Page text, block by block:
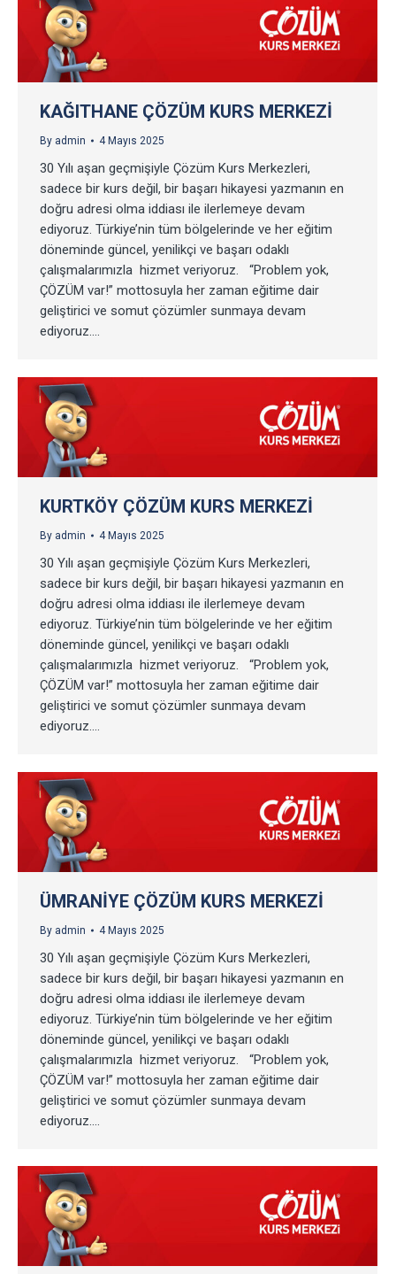
KAĞITHANE ÇÖZÜM KURS MERKEZI
By admin 4 Mayıs 2025
30 Yılı aşan geçmişiyle Çözüm Kurs Merkezleri,
sadece bir kurs değil, bir başarı hikayesi yazmanın en
doğru adresi olma iddiası ile ilerlemeye devam
ediyoruz. Türkiye’nin tüm bölgelerinde ve her eğitim
döneminde güncel, yenilikçi ve başarı odaklı
çalışmalarımızla hizmet veriyoruz. “Problem yok,
ÇÖZÜM var!” mottosuyla her zaman eğitime dair
geliştirici ve somut çözümler sunmaya devam
ediyoruz.…
KURTKÖY ÇÖZÜM KURS MERKEZI
By admin 4 Mayıs 2025
30 Yılı aşan geçmişiyle Çözüm Kurs Merkezleri,
sadece bir kurs değil, bir başarı hikayesi yazmanın en
doğru adresi olma iddiası ile ilerlemeye devam
ediyoruz. Türkiye’nin tüm bölgelerinde ve her eğitim
döneminde güncel, yenilikçi ve başarı odaklı
çalışmalarımızla hizmet veriyoruz. “Problem yok,
ÇÖZÜM var!” mottosuyla her zaman eğitime dair
geliştirici ve somut çözümler sunmaya devam
ediyoruz.…
ÜMRANIYE ÇÖZÜM KURS MERKEZI
By admin 4 Mayıs 2025
30 Yılı aşan geçmişiyle Çözüm Kurs Merkezleri,
sadece bir kurs değil, bir başarı hikayesi yazmanın en
doğru adresi olma iddiası ile ilerlemeye devam
ediyoruz. Türkiye’nin tüm bölgelerinde ve her eğitim
döneminde güncel, yenilikçi ve başarı odaklı
çalışmalarımızla hizmet veriyoruz. “Problem yok,
ÇÖZÜM var!” mottosuyla her zaman eğitime dair
geliştirici ve somut çözümler sunmaya devam
ediyoruz.…